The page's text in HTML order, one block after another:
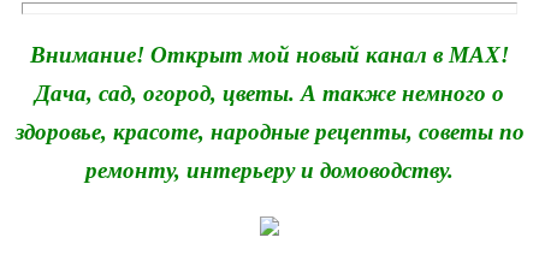
Внимание! Открыт мой новый канал в MAX!
Дача, сад, огород, цветы. А также немного о
здоровье, красоте, народные рецепты, советы по
ремонту, интерьеру и домоводству.